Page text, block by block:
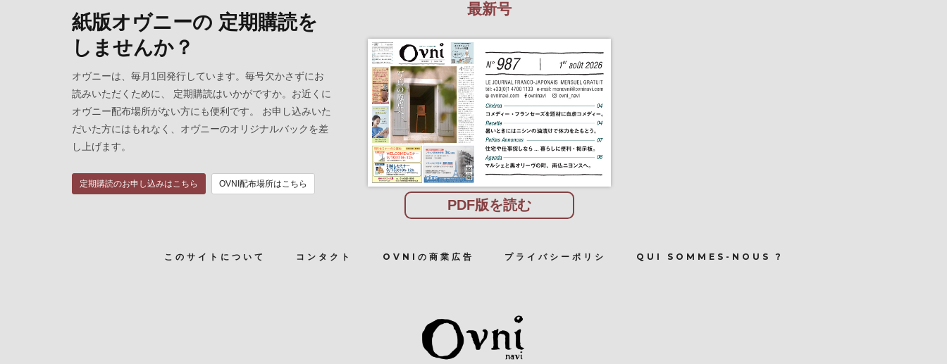
紙版オヴニーの 定期購読を
しませんか？
オヴニーは、毎月1回発行しています。毎号欠かさずにお
読みいただくために、 定期購読はいかがですか。お近くに
オヴニー配布場所がない方にも便利です。 お申し込みいた
だいた方にはもれなく、オヴニーのオリジナルバックを差
し上げます。
定期購読のお申し込みはこちら OVNI配布場所はこちら
最新号
PDF版を読む
このサイトについて コンタクト OVNIの商業広告 プライバシーポリシ QUI SOMMES-NOUS ?